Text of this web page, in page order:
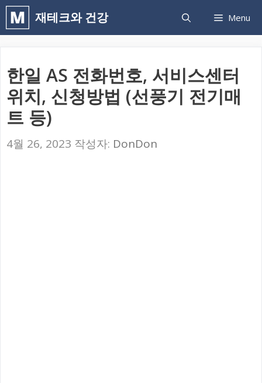
컨
텐
로
건
너
뛰
기
재테크와 건강 Menu
한일 AS 전화번호, 서비스센터
위치, 신청방법 (선풍기 전기매
트 등)
4월 26, 2023 작성자: DonDon